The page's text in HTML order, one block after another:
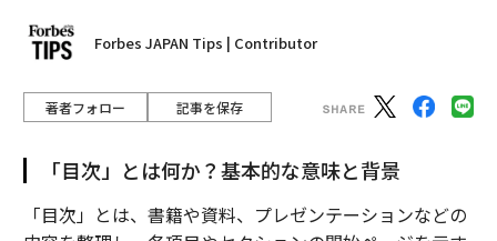
Forbes JAPAN Tips | Contributor
著者フォロー 記事を保存
「目次」とは何か？基本的な意味と背景
「目次」とは、書籍や資料、プレゼンテーションなどの